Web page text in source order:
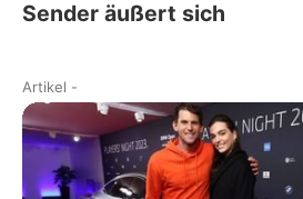
Sender äußert sich
Artikel -